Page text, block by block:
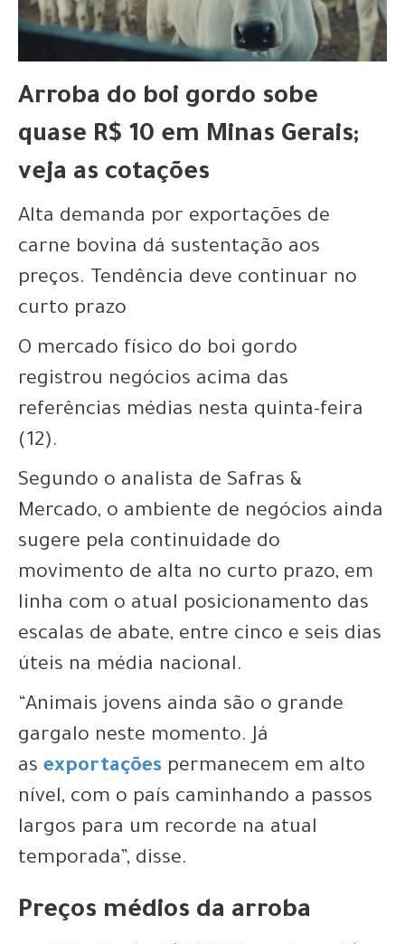
Arroba do boi gordo sobe
quase R$ 10 em Minas Gerais;
veja as cotações
Alta demanda por exportações de
carne bovina dá sustentação aos
preços. Tendência deve continuar no
curto prazo
O mercado físico do boi gordo
registrou negócios acima das
referências médias nesta quinta-feira
(12).
Segundo o analista de Safras &
Mercado, o ambiente de negócios ainda
sugere pela continuidade do
movimento de alta no curto prazo, em
linha com o atual posicionamento das
escalas de abate, entre cinco e seis dias
úteis na média nacional.
“Animais jovens ainda são o grande
gargalo neste momento. Já
as exportações permanecem em alto
nível, com o país caminhando a passos
largos para um recorde na atual
temporada”, disse.
Preços médios da arroba